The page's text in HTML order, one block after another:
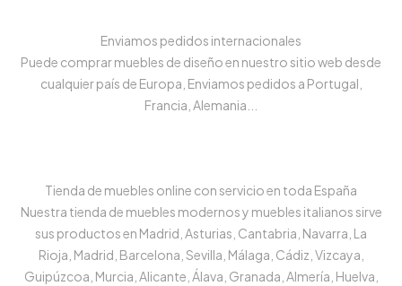
Enviamos pedidos internacionales
Puede comprar muebles de diseño en nuestro sitio web desde
cualquier país de Europa, Enviamos pedidos a Portugal,
Francia, Alemania...
Tienda de muebles online con servicio en toda España
Nuestra tienda de muebles modernos y muebles italianos sirve
sus productos en Madrid, Asturias, Cantabria, Navarra, La
Rioja, Madrid, Barcelona, Sevilla, Málaga, Cádiz, Vizcaya,
Guipúzcoa, Murcia, Alicante, Álava, Granada, Almería, Huelva,